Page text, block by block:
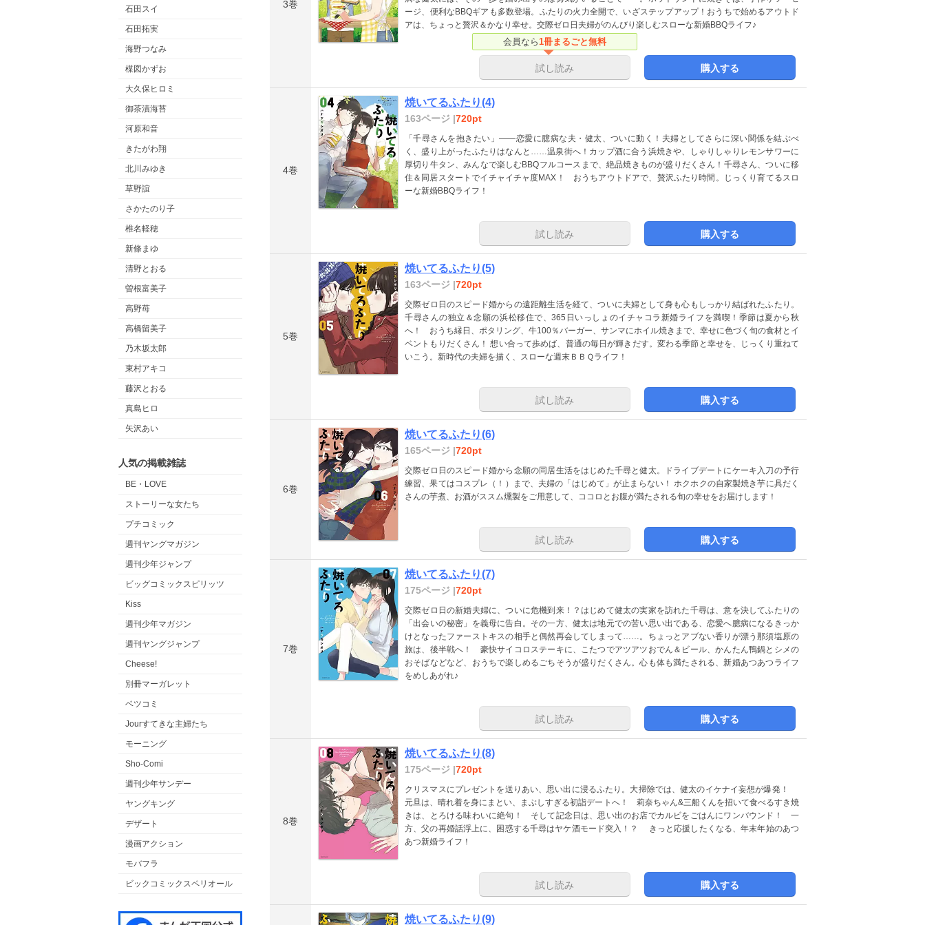
石田スイ
石田拓実
海野つなみ
楳図かずお
大久保ヒロミ
御茶漬海苔
河原和音
きたがわ翔
北川みゆき
草野誼
さかたのり子
椎名軽穂
新條まゆ
清野とおる
曽根富美子
高野苺
高橋留美子
乃木坂太郎
東村アキコ
藤沢とおる
真島ヒロ
矢沢あい
人気の掲載雑誌
BE・LOVE
ストーリーな女たち
プチコミック
週刊ヤングマガジン
週刊少年ジャンプ
ビッグコミックスピリッツ
Kiss
週刊少年マガジン
週刊ヤングジャンプ
Cheese!
別冊マーガレット
ベツコミ
Jourすてきな主婦たち
モーニング
Sho-Comi
週刊少年サンデー
ヤングキング
デザート
漫画アクション
モバフラ
ビックコミックスペリオール
3巻
ージ、便利なBBQギアも多数登場。ふたりの火力全開で、いざステップアップ！おうちで始めるアウトド
アは、ちょっと贅沢＆かなり幸せ。交際ゼロ日夫婦がのんびり楽しむスローな新婚BBQライフ♪
会員なら1冊まるごと無料
試し読み 購入する
4巻
焼いてるふたり(4)
163ページ |720pt
「千尋さんを抱きたい」――恋愛に臆病な夫・健太、ついに動く！夫婦としてさらに深い関係を結ぶべ
く、盛り上がったふたりはなんと……温泉街へ！カップ酒に合う浜焼きや、しゃりしゃりレモンサワーに
厚切り牛タン、みんなで楽しむBBQフルコースまで、絶品焼きものが盛りだくさん！千尋さん、ついに移
住＆同居スタートでイチャイチャ度MAX！ おうちアウトドアで、贅沢ふたり時間。じっくり育てるスロ
ーな新婚BBQライフ！
試し読み 購入する
5巻
焼いてるふたり(5)
163ページ |720pt
交際ゼロ日のスピード婚からの遠距離生活を経て、ついに夫婦として身も心もしっかり結ばれたふたり。
千尋さんの独立＆念願の浜松移住で、365日いっしょのイチャコラ新婚ライフを満喫！季節は夏から秋
へ！ おうち縁日、ポタリング、牛100％バーガー、サンマにホイル焼きまで、幸せに色づく旬の食材とイ
ベントもりだくさん！ 想い合って歩めば、普通の毎日が輝きだす。変わる季節と幸せを、じっくり重ねて
いこう。新時代の夫婦を描く、スローな週末ＢＢＱライフ！
試し読み 購入する
6巻
焼いてるふたり(6)
165ページ |720pt
交際ゼロ日のスピード婚から念願の同居生活をはじめた千尋と健太。ドライブデートにケーキ入刀の予行
練習、果てはコスプレ（！）まで、夫婦の「はじめて」が止まらない！ ホクホクの自家製焼き芋に具だく
さんの芋煮、お酒がススム燻製をご用意して、ココロとお腹が満たされる旬の幸せをお届けします！
試し読み 購入する
7巻
焼いてるふたり(7)
175ページ |720pt
交際ゼロ日の新婚夫婦に、ついに危機到来！？はじめて健太の実家を訪れた千尋は、意を決してふたりの
「出会いの秘密」を義母に告白。その一方、健太は地元での苦い思い出である、恋愛へ臆病になるきっか
けとなったファーストキスの相手と偶然再会してしまって……。ちょっとアブない香りが漂う那須塩原の
旅は、後半戦へ！ 豪快サイコロステーキに、こたつでアツアツおでん＆ビール、かんたん鴨鍋とシメの
おそばなどなど、おうちで楽しめるごちそうが盛りだくさん。心も体も満たされる、新婚あつあつライフ
をめしあがれ♪
試し読み 購入する
8巻
焼いてるふたり(8)
175ページ |720pt
クリスマスにプレゼントを送りあい、思い出に浸るふたり。大掃除では、健太のイケナイ妄想が爆発！
元旦は、晴れ着を身にまとい、まぶしすぎる初詣デートへ！ 莉奈ちゃん&三船くんを招いて食べるすき焼
きは、とろける味わいに絶句！ そして記念日は、思い出のお店でカルビをごはんにワンバウンド！ 一
方、父の再婚話浮上に、困惑する千尋はヤケ酒モード突入！？ きっと応援したくなる、年末年始のあつ
あつ新婚ライフ！
試し読み 購入する
焼いてるふたり(9)